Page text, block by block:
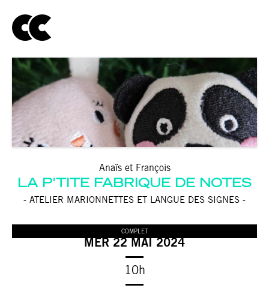
Anaïs et François
LA P'TITE FABRIQUE DE NOTES
- ATELIER MARIONNETTES ET LANGUE DES SIGNES -
COMPLET
MER 22 MAI 2024
10h